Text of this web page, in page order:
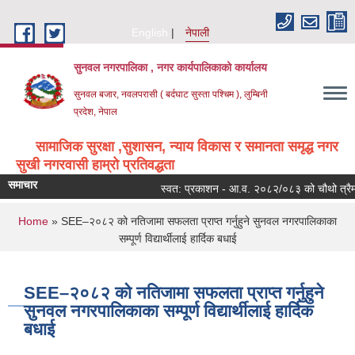
English
नेपाली
सुनवल नगरपालिका , नगर कार्यपालिकाको कार्यालय
सुनवल बजार, नवलपरासी ( बर्दघाट सुस्ता पश्चिम ), लुम्बिनी
प्रदेश, नेपाल
सामाजिक सुरक्षा ,सुशासन, न्याय विकास र समानता समृद्ध नगर
सुखी नगरवासी हाम्रो प्रतिवद्धता
समाचार स्वत: प्रकाशन - आ.व. २०८२/०८३ को चौथो
You are here
Home » SEE–२०८२ को नतिजामा सफलता प्राप्त गर्नुहुने सुनवल नगरपालिकाका
सम्पूर्ण विद्यार्थीलाई हार्दिक बधाई
SEE–२०८२ को नतिजामा सफलता प्राप्त गर्नुहुने
सुनवल नगरपालिकाका सम्पूर्ण विद्यार्थीलाई हार्दिक
बधाई